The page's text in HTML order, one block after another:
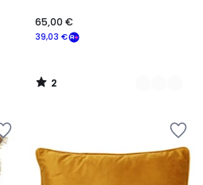
39,03 €
65,00 €
2
/